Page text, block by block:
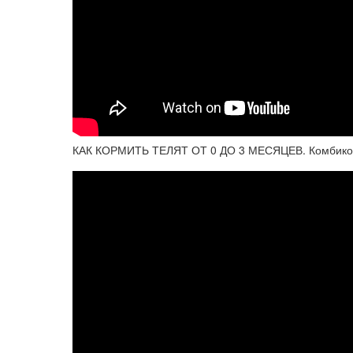
КАК КОРМИТЬ ТЕЛЯТ ОТ 0 ДО 3 МЕСЯЦЕВ.